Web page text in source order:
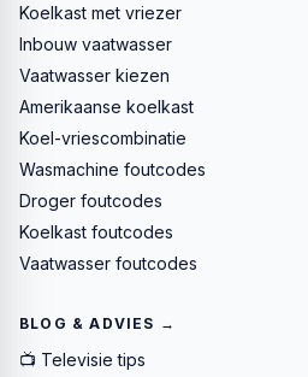
Koelkast met vriezer
Inbouw vaatwasser
Vaatwasser kiezen
Amerikaanse koelkast
Koel-vriescombinatie
Wasmachine foutcodes
Droger foutcodes
Koelkast foutcodes
Vaatwasser foutcodes
BLOG & ADVIES →
📺 Televisie tips